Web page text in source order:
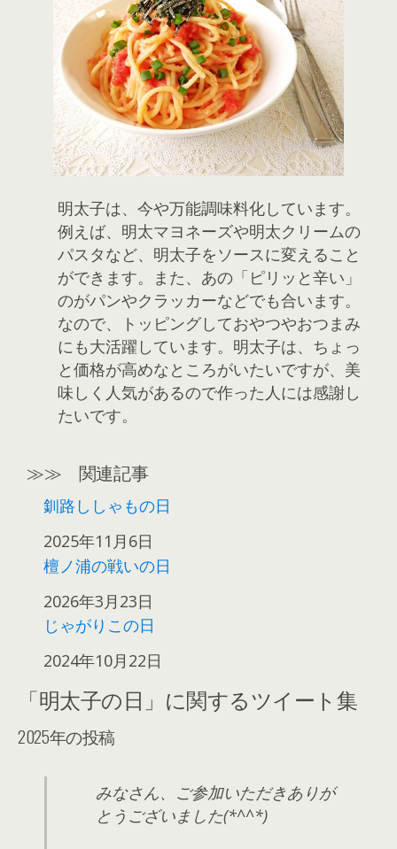
明太子は、今や万能調味料化しています。
例えば、明太マヨネーズや明太クリームの
パスタなど、明太子をソースに変えること
ができます。また、あの「ピリッと辛い」
のがパンやクラッカーなどでも合います。
なので、トッピングしておやつやおつまみ
にも大活躍しています。明太子は、ちょっ
と価格が高めなところがいたいですが、美
味しく人気があるので作った人には感謝し
たいです。
≫≫ 関連記事
釧路ししゃもの日
日付
2025年11月6日
檀ノ浦の戦いの日
日付
2026年3月23日
じゃがりこの日
日付
2024年10月22日
「明太子の日」に関するツイート集
2025年の投稿
みなさん、ご参加いただきありが
とうございました(*^^*)